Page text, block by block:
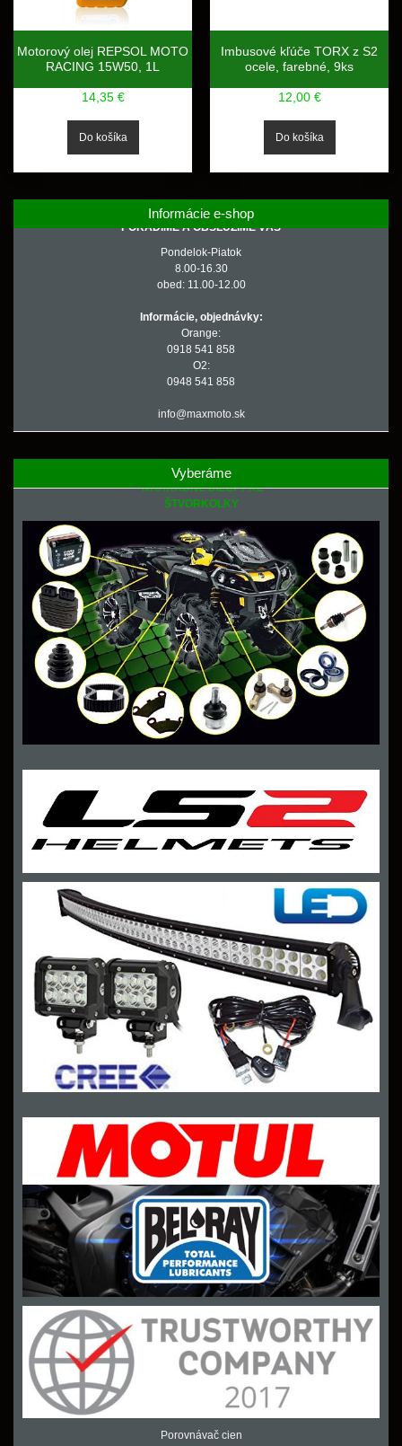
Motorový olej REPSOL MOTO
RACING 15W50, 1L
14,35 €
Imbusové kľúče TORX z S2
ocele, farebné, 9ks
12,00 €
Informácie e-shop
PORADÍME A OBSLÚŽIME VÁS
Pondelok-Piatok
8.00-16.30
obed: 11.00-12.00
Informácie, objednávky:
Orange:
0918 541 858
O2:
0948 541 858
info@maxmoto.sk
Vyberáme
NÁHRADNÉ DIELY PRE
ŠTVORKOLKY
Porovnávač cien